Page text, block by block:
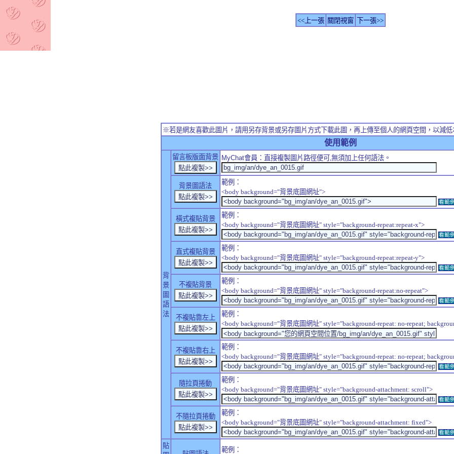
<<上一張 關閉視窗 下一張>>
※若是網友喜歡此圖片，請用另存背景或另存圖片方式下載此圖，再上傳至個人的網頁空間，以減低
使用範例
背
景
圖
語
法
留言板版面背景 MyChat會員：直接複製圖片路徑便可,無須加上任何語法。
背景圖語法
範例：
<body background="背景底圖網址">
看範例
橫式複貼背景
範例：
<body background="背景底圖網址" style="background-repeat:repeat-x">
看範例
直式複貼背景
範例：
<body background="背景底圖網址" style="background-repeat:repeat-y">
看範例
不複貼背景
範例：
<body background="背景底圖網址" style="background-repeat:no-repeat">
看範例
不複貼靠左上
範例：
<body background="背景底圖網址" style="background-repeat: no-repeat;
不複貼靠右上
範例：
<body background="背景底圖網址" style="background-repeat: no-repeat;
看範例
隨拉頁捲動
範例：
<body background="背景底圖網址" style="background-attachment: scroll">
看範例
不隨拉頁捲動
範例：
<body background="背景底圖網址" style="background-attachment: fixed">
看範例
貼
範例：